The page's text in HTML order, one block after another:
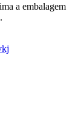
a embalagem